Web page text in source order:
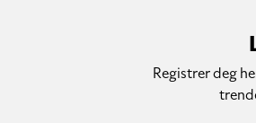
Registrer deg